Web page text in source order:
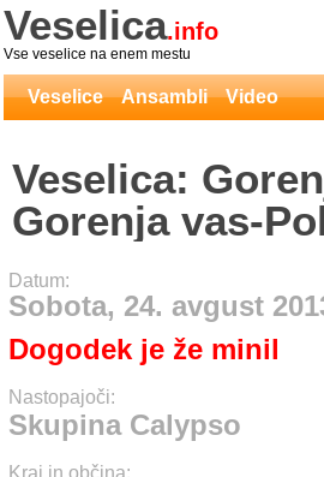
Veselica.info
Vse veselice na enem mestu
Veselice Ansambli Video
Veselica:
Gorenja vas-
Skupina Calypso
Datum:
Sobota, 24. avgust
Dogodek je že minil
Nastopajoči:
Skupina Calypso
Kraj in občina: